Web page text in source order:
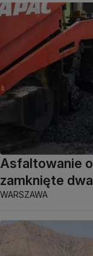
Asfaltowanie
zamknięte
WARSZAWA